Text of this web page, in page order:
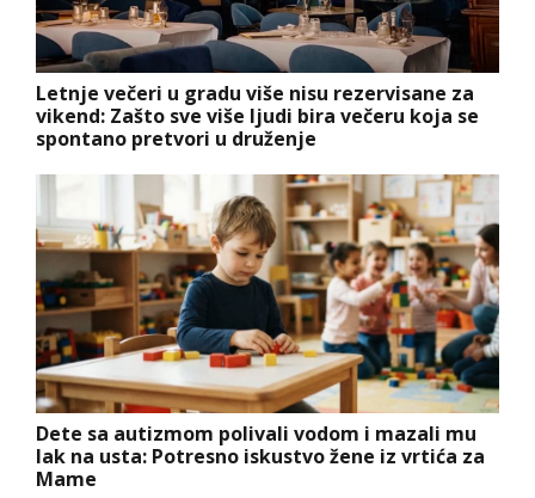
Letnje večeri u gradu više nisu rezervisane za
vikend: Zašto sve više ljudi bira večeru koja se
spontano pretvori u druženje
Dete sa autizmom polivali vodom i mazali mu
lak na usta: Potresno iskustvo žene iz vrtića za
Mame